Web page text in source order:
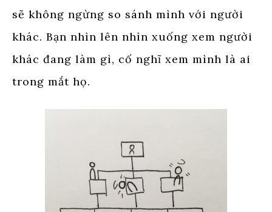
sẽ không ngừng so sánh mình với người
khác. Bạn nhìn lên nhìn xuống xem người
khác đang làm gì, cố nghĩ xem mình là ai
trong mắt họ.